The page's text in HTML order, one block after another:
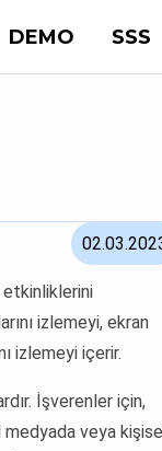
DEMO SSS
etkinliklerini
izlemeyi, ekran
izlemeyi içerir.
İşverenler için,
medyada veya